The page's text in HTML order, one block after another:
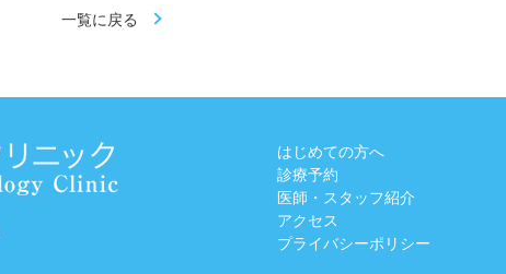
一覧に戻る
はじめての方へ
診療予約
医師・スタッフ紹介
アクセス
プライバシーポリシー